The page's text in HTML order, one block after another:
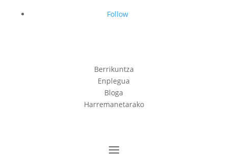
Follow
Berrikuntza
Enplegua
Bloga
Harremanetarako